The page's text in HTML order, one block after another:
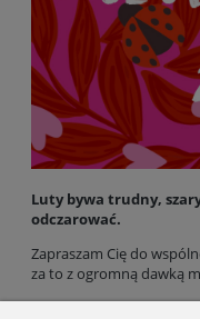
Luty bywa trudny,
odczarować.
Zapraszam Cię do
za to z ogromną dawką